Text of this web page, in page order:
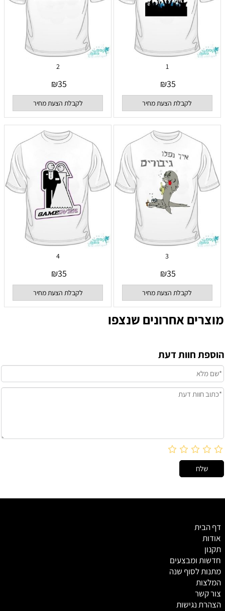
1
₪35
לקבלת הצעת מחיר
2
₪35
לקבלת הצעת מחיר
3
₪35
לקבלת הצעת מחיר
4
₪35
לקבלת הצעת מחיר
מוצרים אחרונים שנצפו
הוספת חוות דעת
דף הבית
אודות
תקנון
חדשות ומבצעים
מתנות לסוף שנה
המלצות
צור קשר
הצהרת נגישות